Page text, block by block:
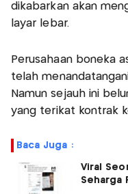
dikabarkan akan
layar lebar.
Perusahaan boneka
telah
Namun sejauh ini
yang terikat kontrak
Baca Juga :
Viral
Seharga